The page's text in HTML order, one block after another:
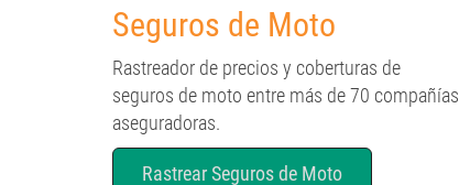
Seguros de Moto
Rastreador de precios y coberturas de
seguros de moto entre más de 70 compañías
aseguradoras.
Rastrear Seguros de Moto